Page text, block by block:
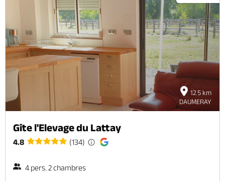
12.5 km
DAUMERAY
Gîte l'Elevage du Lattay
4.8 (134)
4 pers. 2 chambres